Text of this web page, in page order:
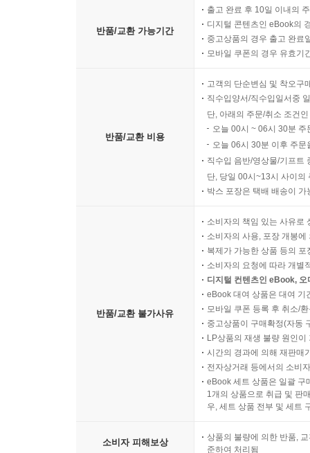
반품/교환 가능기간
출고 완료 후 10일 이내의
디지털 콘텐츠인 eBook의
중고상품의 경우 출고 완료
모바일 쿠폰의 경우 유효기
반품/교환 비용
고객의 단순변심 및 착오구
직수입양서/직수입일서중
단, 아래의 주문/취소 조건
오늘 00시 ~ 06시 30분
오늘 06시 30분 이후 주
직수입 음반/영상물/기프트
단, 당일 00시~13시 사이의
박스 포장은 택배 배송이
반품/교환 불가사유
소비자의 책임 있는 사유로
소비자의 사용, 포장 개봉
복제가 가능한 상품 등의
소비자의 요청에 따라 개별
디지털 컨텐츠인 eBook,
eBook 대여 상품은 대여 기
모바일 쿠폰 등록 후 취소/
중고상품이 구매확정(자동
LP상품의 재생 불량 원인
시간의 경과에 의해 재판매
전자상거래 등에서의 소비
eBook 세트 상품은 일괄 구
1개의 상품으로 취급 및 판
우, 세트 상품 전부 및 세트
소비자 피해보상
상품의 불량에 의한 반품,
준하여 처리됨